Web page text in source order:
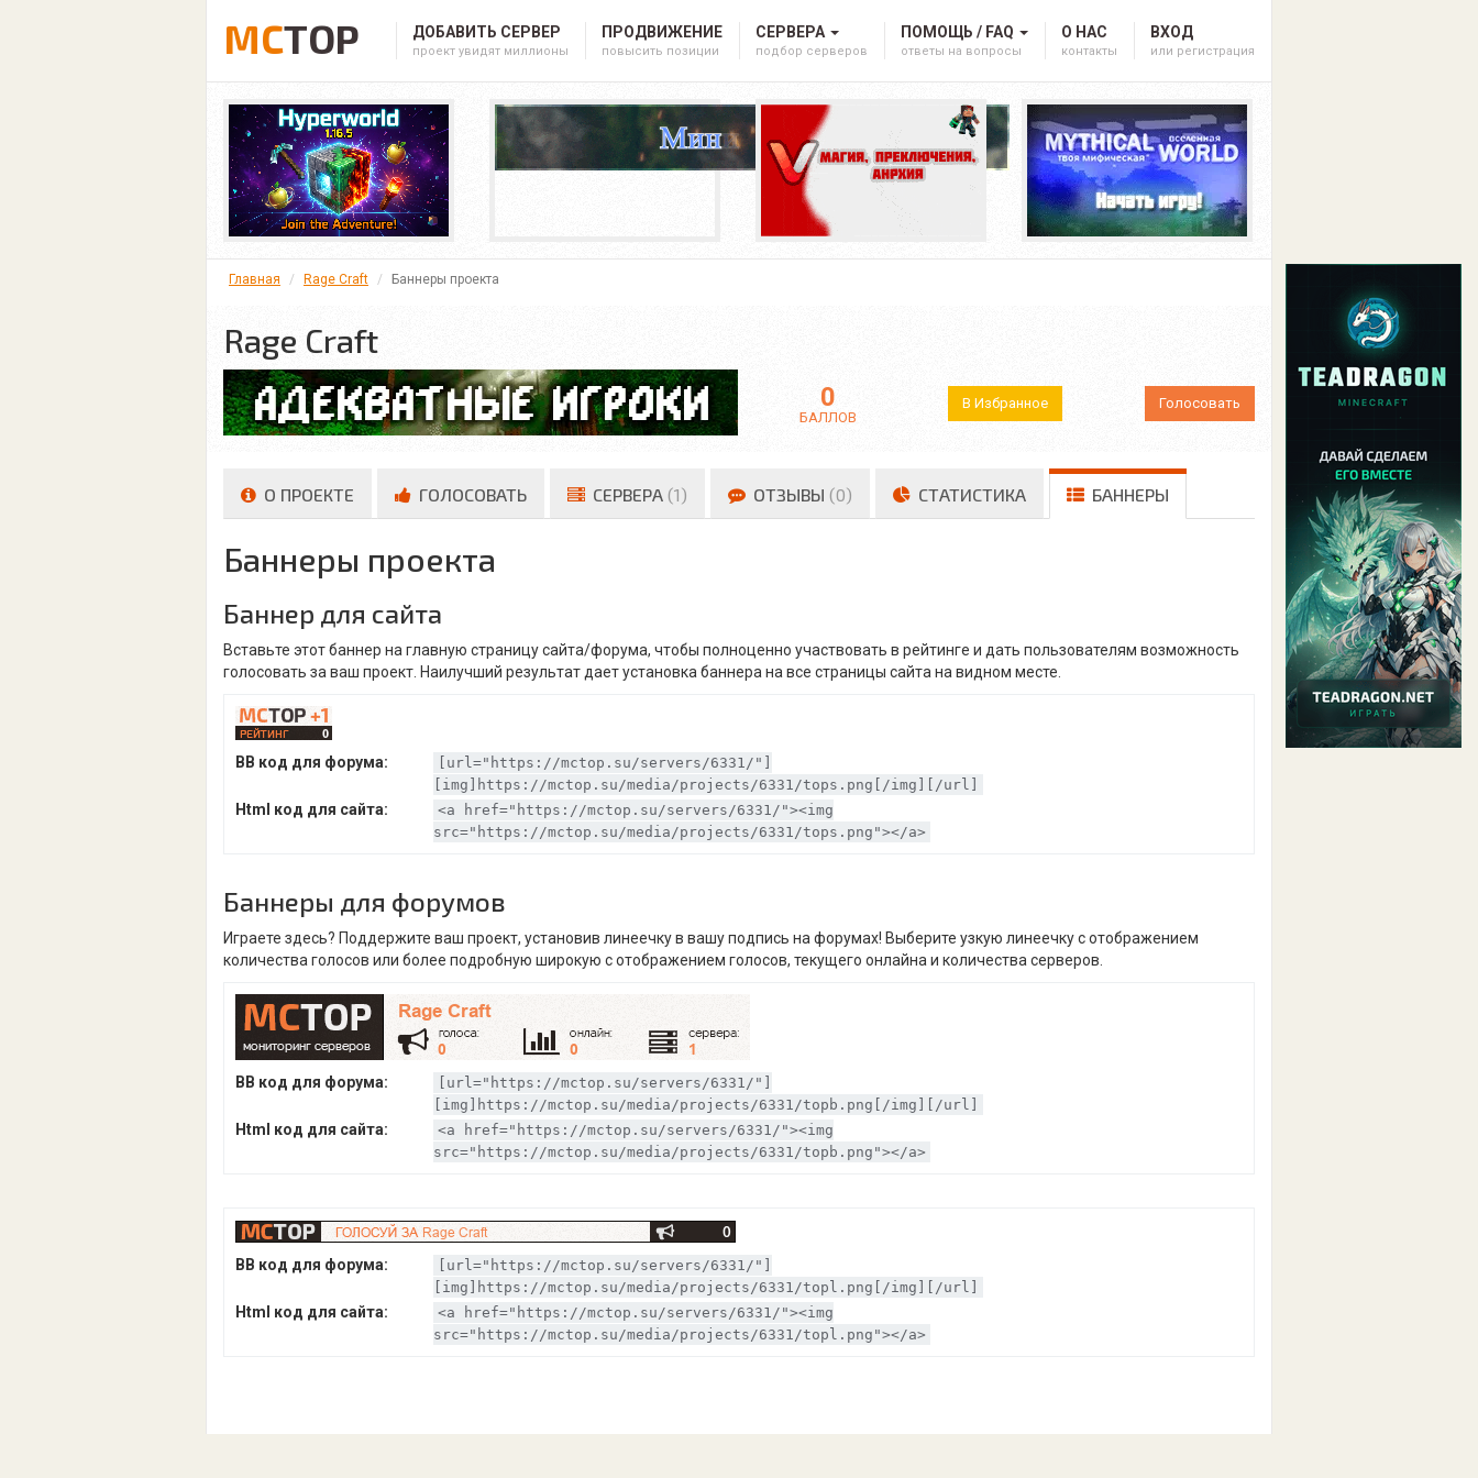
MCTOP ДОБАВИТЬ СЕРВЕР
проект увидят миллионы
ПРОДВИЖЕНИЕ
повысить позиции
СЕРВЕРА
подбор серверов
ПОМОЩЬ / FAQ
ответы на вопросы
О НАС
контакты
ВХОД
или регистрация
Главная Rage Craft Баннеры проекта
Rage Craft
0
БАЛЛОВ
В Избранное Голосовать
О ПРОЕКТЕ ГОЛОСОВАТЬ СЕРВЕРА (1) ОТЗЫВЫ (0) СТАТИСТИКА БАННЕРЫ
Баннеры проекта
Баннер для сайта
Вставьте этот баннер на главную страницу сайта/форума, чтобы полноценно участвовать в рейтинге и дать пользователям возможность
голосовать за ваш проект. Наилучший результат дает установка баннера на все страницы сайта на видном месте.
BB код для форума:
[url="https://mctop.su/servers/6331/"]
[img]https://mctop.su/media/projects/6331/tops.png[/img][/url]
Html код для сайта:
<a href="https://mctop.su/servers/6331/"><img
src="https://mctop.su/media/projects/6331/tops.png"></a>
Баннеры для форумов
Играете здесь? Поддержите ваш проект, установив линеечку в вашу подпись на форумах! Выберите узкую линеечку с отображением
количества голосов или более подробную широкую с отображением голосов, текущего онлайна и количества серверов.
BB код для форума:
[url="https://mctop.su/servers/6331/"]
[img]https://mctop.su/media/projects/6331/topb.png[/img][/url]
Html код для сайта:
<a href="https://mctop.su/servers/6331/"><img
src="https://mctop.su/media/projects/6331/topb.png"></a>
BB код для форума:
[url="https://mctop.su/servers/6331/"]
[img]https://mctop.su/media/projects/6331/topl.png[/img][/url]
Html код для сайта:
<a href="https://mctop.su/servers/6331/"><img
src="https://mctop.su/media/projects/6331/topl.png"></a>